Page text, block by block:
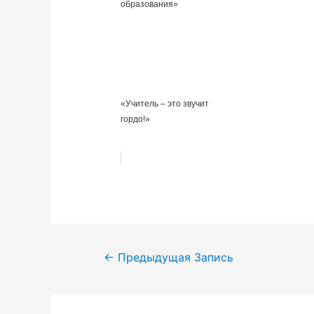
образования»
«Учитель – это звучит
гордо!»
Навигация
← Предыдущая Запись